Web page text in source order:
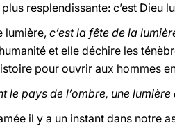
resplendissante: c’est Dieu
lumière, c’est la fête de la
et elle déchire les
pour ouvrir aux hommes
le pays de l’ombre, une
il y a un instant dans notre